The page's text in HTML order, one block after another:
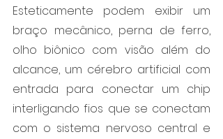
Esteticamente podem exibir um
braço mecânico, perna de ferro,
olho biônico com visão além do
alcance, um cérebro artificial com
entrada para conectar um chip
interligando fios que se conectam
com o sistema nervoso central e